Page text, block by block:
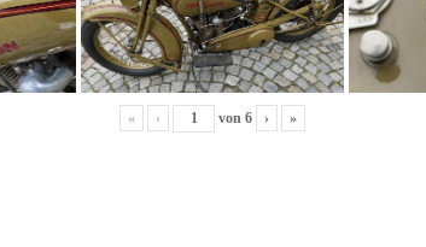
« ‹ von 6 › »